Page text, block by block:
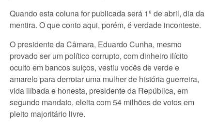
Quando esta coluna for publicada será 1º de abril, dia da
mentira. O que conto aqui, porém, é verdade inconteste.
O presidente da Câmara, Eduardo Cunha, mesmo
provado ser um político corrupto, com dinheiro ilícito
oculto em bancos suíços, vestiu vocês de verde e
amarelo para derrotar uma mulher de história guerreira,
vida ilibada e honesta, presidente da República, em
segundo mandato, eleita com 54 milhões de votos em
pleito majoritário livre.